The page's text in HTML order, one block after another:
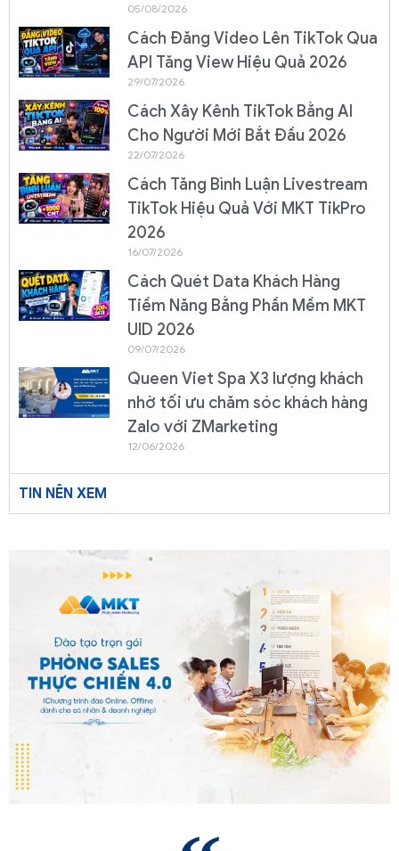
05/08/2026
Cách Đăng Video Lên TikTok Qua
API Tăng View Hiệu Quả 2026
29/07/2026
Cách Xây Kênh TikTok Bằng AI
Cho Người Mới Bắt Đầu 2026
22/07/2026
Cách Tăng Bình Luận Livestream
TikTok Hiệu Quả Với MKT TikPro
2026
16/07/2026
Cách Quét Data Khách Hàng
Tiềm Năng Bằng Phần Mềm MKT
UID 2026
09/07/2026
Queen Viet Spa X3 lượng khách
nhờ tối ưu chăm sóc khách hàng
Zalo với ZMarketing
12/06/2026
TIN NÊN XEM